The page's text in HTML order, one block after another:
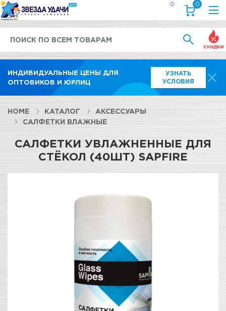
ИНДИВИДУАЛЬНЫЕ ЦЕНЫ ДЛЯ
ОПТОВИКОВ И ЮРЛИЦ
УЗНАТЬ
УСЛОВИЯ
0 0
HOME КАТАЛОГ
АКСЕССУАРЫ
САЛФЕТКИ ВЛАЖНЫЕ
САЛФЕТКИ УВЛАЖНЕННЫЕ ДЛЯ
СТЁКОЛ (40ШТ) SAPFIRE